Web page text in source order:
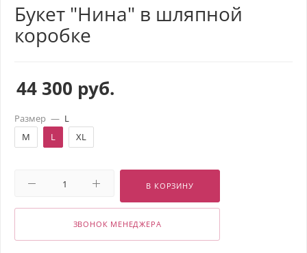
Букет "Нина" в шляпной
коробке
44 300 руб.
Размер — L
M
L XL
В КОРЗИНУ
ЗВОНОК МЕНЕДЖЕРА